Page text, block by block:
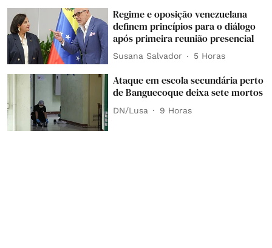
Regime e oposição venezuelana
definem princípios para o diálogo
após primeira reunião presencial
Susana Salvador 5 Horas
Ataque em escola secundária perto
de Banguecoque deixa sete mortos
DN/Lusa 9 Horas